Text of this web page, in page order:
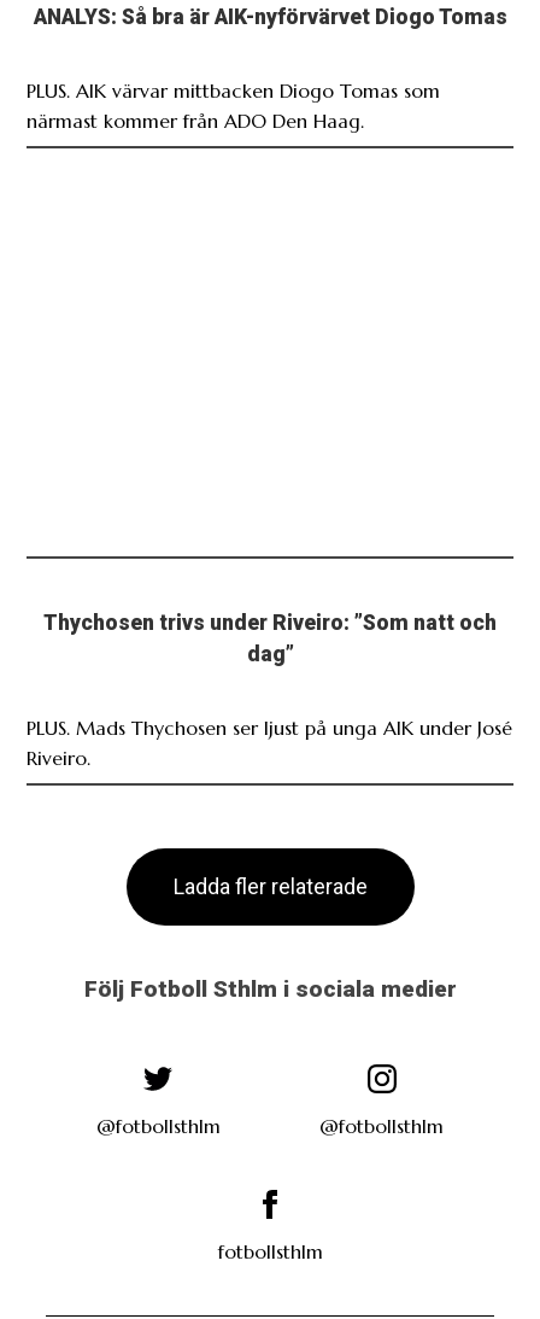
ANALYS: Så bra är AIK-nyförvärvet Diogo Tomas
PLUS. AIK värvar mittbacken Diogo Tomas som
närmast kommer från ADO Den Haag.
Thychosen trivs under Riveiro: ”Som natt och
dag”
PLUS. Mads Thychosen ser ljust på unga AIK under José
Riveiro.
Ladda fler relaterade
Följ Fotboll Sthlm i sociala medier
@fotbollsthlm @fotbollsthlm
fotbollsthlm